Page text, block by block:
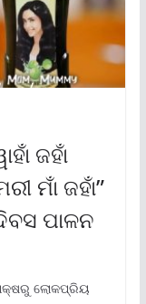
ଜହାଁ
ମାଁ ଜହାଁ”
ପାଳନ
ଲୋକପ୍ରିୟ